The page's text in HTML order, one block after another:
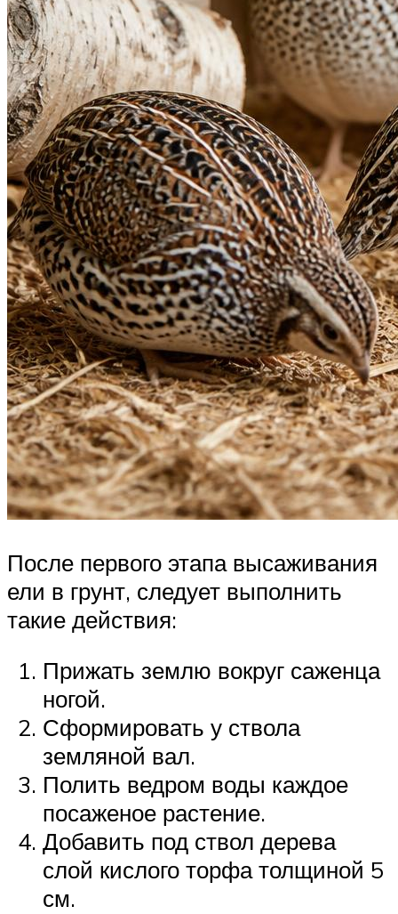
После первого этапа высаживания
ели в грунт, следует выполнить
такие действия:
Прижать землю вокруг саженца
ногой.
Сформировать у ствола
земляной вал.
Полить ведром воды каждое
посаженое растение.
Добавить под ствол дерева
слой кислого торфа толщиной 5
см.